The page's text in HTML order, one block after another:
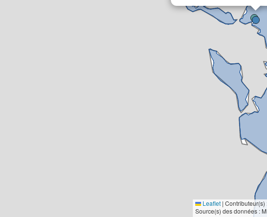
Leaflet | Contributeur(s)
Source(s) des données :